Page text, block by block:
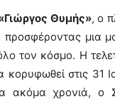
Θυμής», ο
μια
τον κόσμο. Η
στις 31
ακόμα χρονιά, ο